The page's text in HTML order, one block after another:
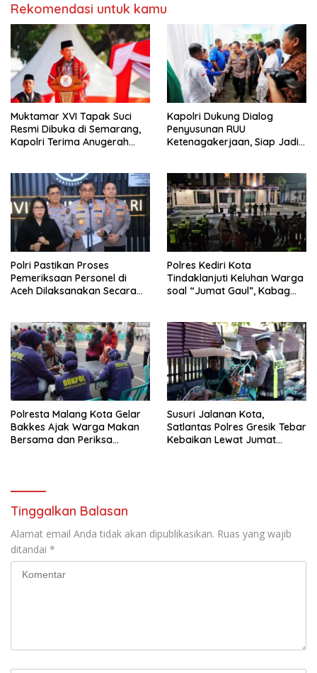
Rekomendasi untuk kamu
Muktamar XVI Tapak Suci
Resmi Dibuka di Semarang,
Kapolri Terima Anugerah
Kapolri Dukung Dialog
Penyusunan RUU
Ketenagakerjaan, Siap Jadi
Polri Pastikan Proses
Pemeriksaan Personel di
Aceh Dilaksanakan Secara
Polres Kediri Kota
Tindaklanjuti Keluhan Warga
soal “Jumat Gaul”, Kabag
Ketenteraman Masyarakat
Polresta Malang Kota Gelar
Bakkes Ajak Warga Makan
Bersama dan Periksa
Susuri Jalanan Kota,
Satlantas Polres Gresik Tebar
Kebaikan Lewat Jumat
Tinggalkan Balasan
Alamat email Anda tidak akan dipublikasikan. Ruas yang wajib
ditandai *